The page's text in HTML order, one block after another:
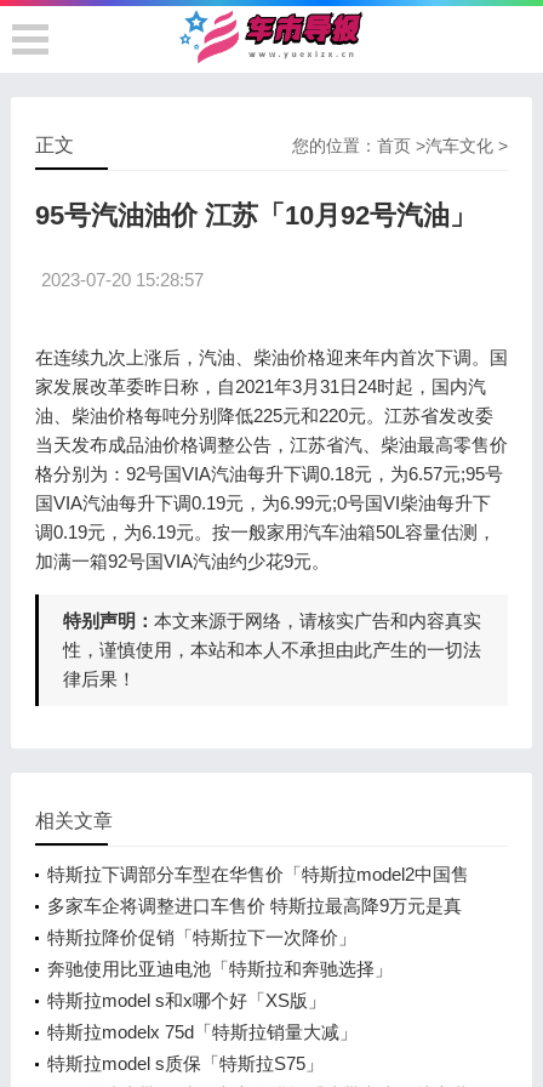
您的位置：首页 >汽车文化 >
正文
95号汽油油价 江苏「10月92号汽油」
2023-07-20 15:28:57
在连续九次上涨后，汽油、柴油价格迎来年内首次下调。国
家发展改革委昨日称，自2021年3月31日24时起，国内汽
油、柴油价格每吨分别降低225元和220元。江苏省发改委
当天发布成品油价格调整公告，江苏省汽、柴油最高零售价
格分别为：92号国VIA汽油每升下调0.18元，为6.57元;95号
国VIA汽油每升下调0.19元，为6.99元;0号国VI柴油每升下
调0.19元，为6.19元。按一般家用汽车油箱50L容量估测，
加满一箱92号国VIA汽油约少花9元。
特别声明： 本文来源于网络，请核实广告和内容真实
性，谨慎使用，本站和本人不承担由此产生的一切法
律后果！
相关文章
特斯拉下调部分车型在华售价「特斯拉model2中国售
价」
多家车企将调整进口车售价 特斯拉最高降9万元是真
的吗「特斯拉Model 3价格下调」
特斯拉降价促销「特斯拉下一次降价」
奔驰使用比亚迪电池「特斯拉和奔驰选择」
特斯拉model s和x哪个好「XS版」
特斯拉modelx 75d「特斯拉销量大减」
特斯拉model s质保「特斯拉S75」